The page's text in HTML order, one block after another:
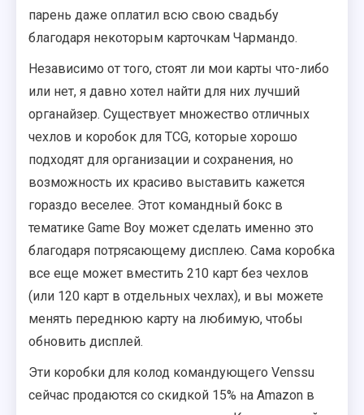
парень даже оплатил всю свою свадьбу
благодаря некоторым карточкам Чармандо.
Независимо от того, стоят ли мои карты что-либо
или нет, я давно хотел найти для них лучший
органайзер. Существует множество отличных
чехлов и коробок для TCG, которые хорошо
подходят для организации и сохранения, но
возможность их красиво выставить кажется
гораздо веселее. Этот командный бокс в
тематике Game Boy может сделать именно это
благодаря потрясающему дисплею. Сама коробка
все еще может вместить 210 карт без чехлов
(или 120 карт в отдельных чехлах), и вы можете
менять переднюю карту на любимую, чтобы
обновить дисплей.
Эти коробки для колод командующего Venssu
сейчас продаются со скидкой 15% на Amazon в